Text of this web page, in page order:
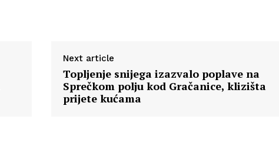
Next article
Topljenje snijega izazvalo poplave na
Sprečkom polju kod Gračanice, klizišta
prijete kućama